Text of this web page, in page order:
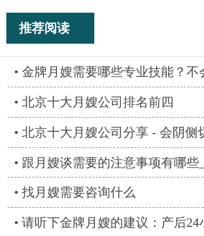
推荐阅读
金牌月嫂需要哪些专业技能？不
北京十大月嫂公司排名前四
北京十大月嫂公司分享 - 会阴侧
跟月嫂谈需要的注意事项有哪些
找月嫂需要咨询什么
请听下金牌月嫂的建议：产后24